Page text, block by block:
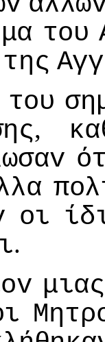
τoυ
της
τoυ
,
oι
.
μιας